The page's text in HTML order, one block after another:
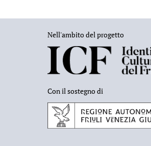
Nell'ambito del progetto
Con il sostegno di